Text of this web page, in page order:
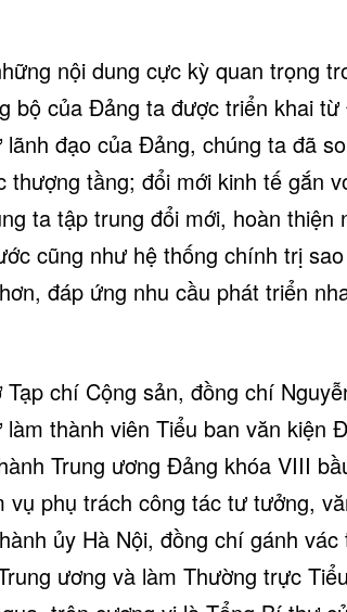
nội dung cực kỳ quan trọng
bộ của Đảng ta được triển khai
đạo của Đảng, chúng ta đã
thượng tầng; đổi mới kinh tế gắn
ta tập trung đổi mới, hoàn thiện
cũng như hệ thống chính trị
đáp ứng nhu cầu phát triển
chí Cộng sản, đồng chí
thành viên Tiểu ban văn kiện
Trung ương Đảng khóa VIII
vụ phụ trách công tác tư tưởng,
ủy Hà Nội, đồng chí gánh vác
ương và làm Thường trực